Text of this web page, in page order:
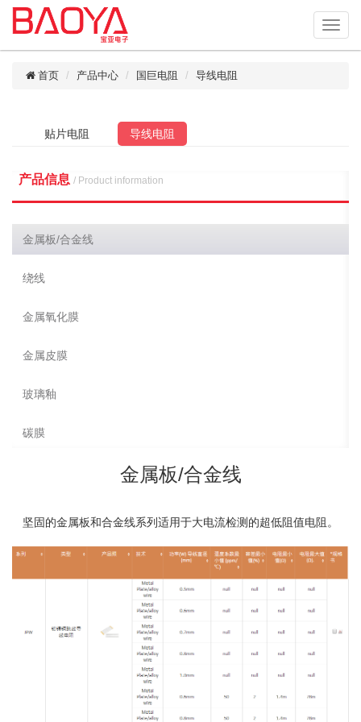
首页 产品中心 国巨电阻 导线电阻
贴片电阻 导线电阻
产品信息 / Product information
金属板/合金线
绕线
金属氧化膜
金属皮膜
玻璃釉
碳膜
金属板/合金线
坚固的金属板和合金线系列适用于大电流检测的超低阻值电阻。